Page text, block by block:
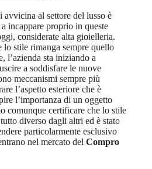
al settore del lusso è
incappare proprio in queste
considerate alta gioielleria.
lo stile rimanga sempre quello
l’azienda sta iniziando a
a soddisfare le nuove
meccanismi sempre più
l’aspetto esteriore che è
l’importanza di un oggetto
comunque certificare che lo stile
diverso dagli altri ed è stato
particolarmente esclusivo
nel mercato del Compro